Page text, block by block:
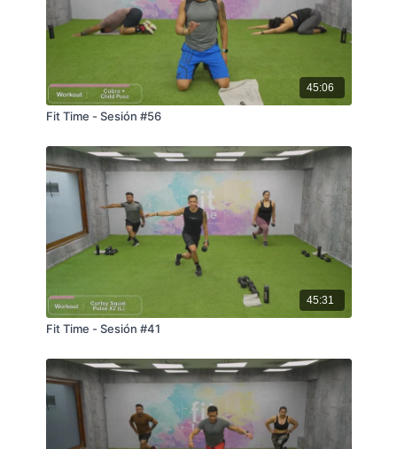
45:06
Fit Time - Sesión #56
45:31
Fit Time - Sesión #41